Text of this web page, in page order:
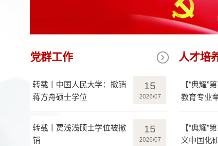
党群工作
15
转载丨中国人民大学：撤销
蒋方舟硕士学位
15
转载丨贾浅浅硕士学位被撤
销
人才培
【“典耀”
教育专业
【“典耀”
义中国化